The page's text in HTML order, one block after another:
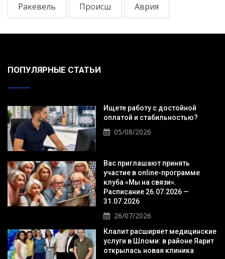
Ракевель Происш Аврия
ПОПУЛЯРНЫЕ СТАТЬИ
Ищете работу с достойной
оплатой и стабильностью?
05/08/2026
Вас приглашают принять
участие в online-программе
клуба «Мы на связи».
Расписание 26.07.2026 —
31.07.2026
26/07/2026
Клалит расширяет медицинские
услуги в Шломи: в районе Яарит
открылась новая клиника